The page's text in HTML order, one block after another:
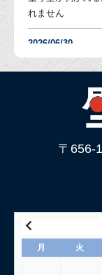
れません
2026/06/30
塗り壁の「吸水
下地処理を解説
「土壁」と「漆
2026/05/29
土壁仕上げ材「
コンクリートに
2026/04/04
仕上げ材（漆喰
〒656-
月 火